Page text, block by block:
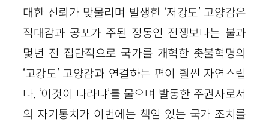
대한 신뢰가 맞물리며 발생한 ‘저강도’ 고양감은
적대감과 공포가 주된 정동인 전쟁보다는 불과
몇년 전 집단적으로 국가를 개혁한 촛불혁명의
‘고강도’ 고양감과 연결하는 편이 훨씬 자연스럽
다. ‘이것이 나라냐’를 물으며 발동한 주권자로서
의 자기통치가 이번에는 책임 있는 국가 조치를